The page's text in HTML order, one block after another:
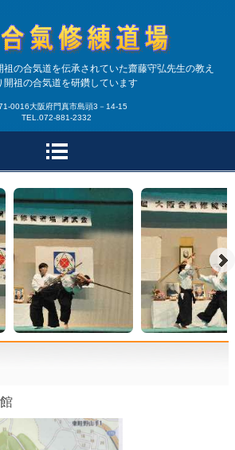
阪合氣修練道場|
兵庫で開祖の合気
道を研鑽
の合気道を伝承されていた齋藤守弘先生の教え
開祖の合気道を研鑽しています
0016大阪府門真市島頭3－14-15
TEL.072-881-2332